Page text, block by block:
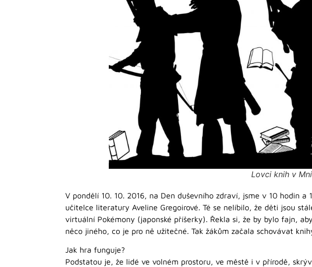
Lovci knih v
V pondělí 10. 10. 2016, na Den duševního zdraví, jsme v 10 hodin
učitelce literatury Aveline Gregoirové. Té se nelíbilo, že děti jsou
virtuální Pokémony (japonské příšerky). Řekla si, že by bylo fajn,
něco jiného, co je pro ně užitečné. Tak žákům začala schovávat
Jak hra funguje?
Podstatou je, že lidé ve volném prostoru, ve městě i v přírodě,